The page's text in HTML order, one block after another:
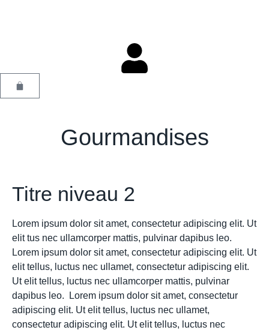
Gourmandises
Titre niveau 2
Lorem ipsum dolor sit amet, consectetur adipiscing elit. Ut
elit tus nec ullamcorper mattis, pulvinar dapibus leo.
Lorem ipsum dolor sit amet, consectetur adipiscing elit. Ut
elit tellus, luctus nec ullamet, consectetur adipiscing elit.
Ut elit tellus, luctus nec ullamcorper mattis, pulvinar
dapibus leo. Lorem ipsum dolor sit amet, consectetur
adipiscing elit. Ut elit tellus, luctus nec ullamet,
consectetur adipiscing elit. Ut elit tellus, luctus nec